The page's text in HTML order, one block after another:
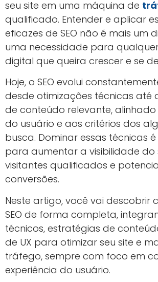
seu site em uma máquina de
qualificado. Entender e aplicar
eficazes de SEO não é mais um
uma necessidade para
digital que queira crescer e se
Hoje, o SEO evolui
desde otimizações técnicas até
de conteúdo relevante, alinhado
do usuário e aos critérios dos
busca. Dominar essas técnicas é
para aumentar a visibilidade do
visitantes qualificados e
conversões.
Neste artigo, você vai descobrir
SEO de forma completa,
técnicos, estratégias de
de UX para otimizar seu site e
tráfego, sempre com foco em
experiência do usuário.